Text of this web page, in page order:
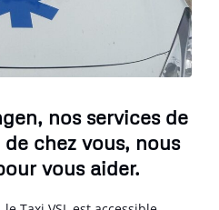
nos services de
chez vous, nous
vous aider.